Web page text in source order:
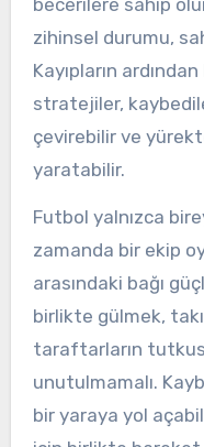
zihinsel durumu,
Kayıpların
stratejiler,
çevirebilir ve
yaratabilir.
Futbol yalnızca
zamanda bir ekip
arasındaki bağı
birlikte gülmek,
taraftarların
unutulmamalı.
bir yaraya yol